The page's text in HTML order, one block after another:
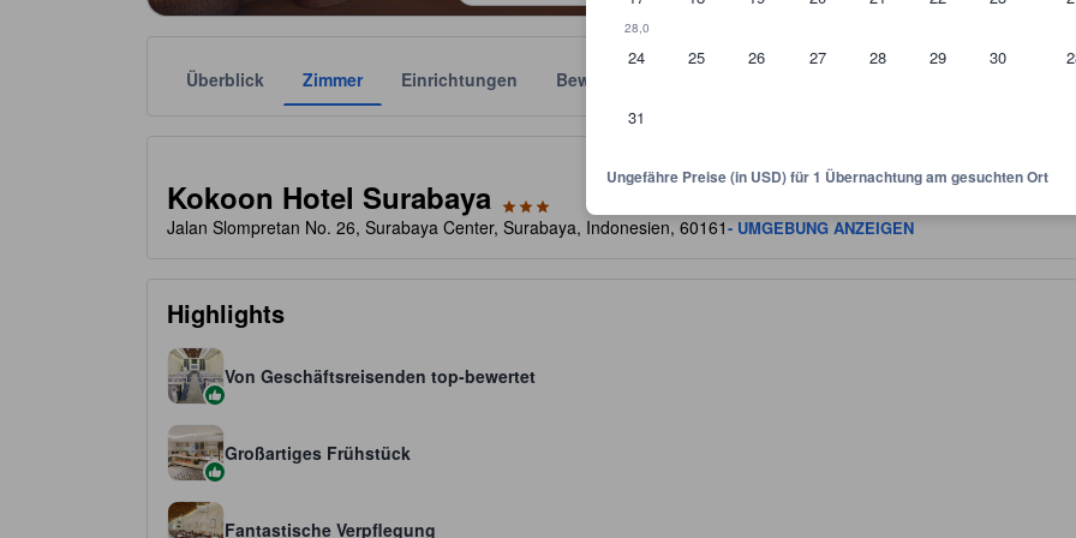
28,0
24 25 26 27 28 29 30
31
Ungefähre Preise (in USD) für 1 Übernachtung am gesuchten Ort
Überblick Zimmer Einrichtungen Bewertungen
Kokoon Hotel Surabaya
Jalan Slompretan No. 26, Surabaya Center, Surabaya, Indonesien, 60161- UMGEBUNG ANZEIGEN
Highlights
Von Geschäftsreisenden top-bewertet
Großartiges Frühstück
Fantastische Verpflegung